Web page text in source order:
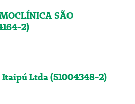
SÃO
2)
Ltda (51004348-2)